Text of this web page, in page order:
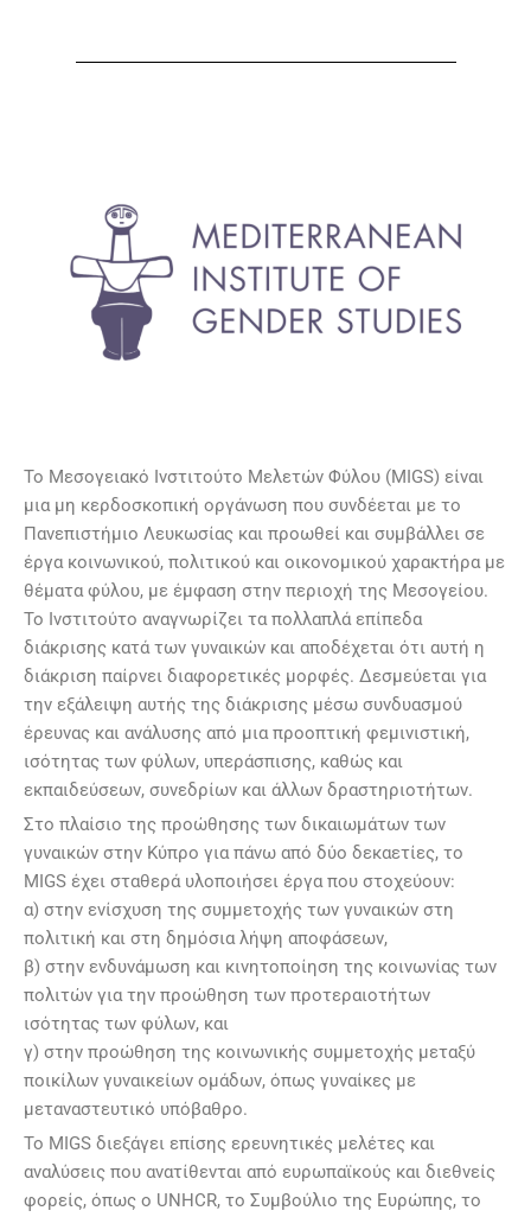
Το Μεσογειακό Ινστιτούτο Μελετών Φύλου (MIGS) είναι
μια μη κερδοσκοπική οργάνωση που συνδέεται με το
Πανεπιστήμιο Λευκωσίας και προωθεί και συμβάλλει σε
έργα κοινωνικού, πολιτικού και οικονομικού χαρακτήρα με
θέματα φύλου, με έμφαση στην περιοχή της Μεσογείου.
Το Ινστιτούτο αναγνωρίζει τα πολλαπλά επίπεδα
διάκρισης κατά των γυναικών και αποδέχεται ότι αυτή η
διάκριση παίρνει διαφορετικές μορφές. Δεσμεύεται για
την εξάλειψη αυτής της διάκρισης μέσω συνδυασμού
έρευνας και ανάλυσης από μια προοπτική φεμινιστική,
ισότητας των φύλων, υπεράσπισης, καθώς και
εκπαιδεύσεων, συνεδρίων και άλλων δραστηριοτήτων.
Στο πλαίσιο της προώθησης των δικαιωμάτων των
γυναικών στην Κύπρο για πάνω από δύο δεκαετίες, το
MIGS έχει σταθερά υλοποιήσει έργα που στοχεύουν:
α) στην ενίσχυση της συμμετοχής των γυναικών στη
πολιτική και στη δημόσια λήψη αποφάσεων,
β) στην ενδυνάμωση και κινητοποίηση της κοινωνίας των
πολιτών για την προώθηση των προτεραιοτήτων
ισότητας των φύλων, και
γ) στην προώθηση της κοινωνικής συμμετοχής μεταξύ
ποικίλων γυναικείων ομάδων, όπως γυναίκες με
μεταναστευτικό υπόβαθρο.
Το MIGS διεξάγει επίσης ερευνητικές μελέτες και
αναλύσεις που ανατίθενται από ευρωπαϊκούς και διεθνείς
φορείς, όπως ο UNHCR, το Συμβούλιο της Ευρώπης, το